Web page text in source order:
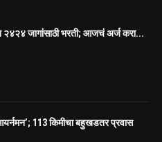
२४२४ जागांसाठी भरती; आजचं अर्ज करा...
113 किमीचा बहुखडतर प्रवास